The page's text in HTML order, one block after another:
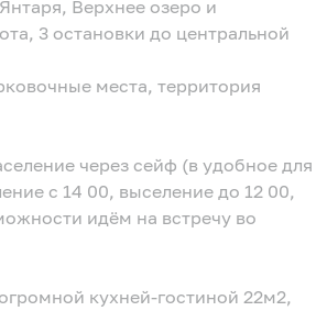
Верхнее озеро и
3 остановки до центральной
места, территория
через сейф (в удобное для
с 14 00, выселение до 12 00,
идём на встречу во
кухней-гостиной 22м2,